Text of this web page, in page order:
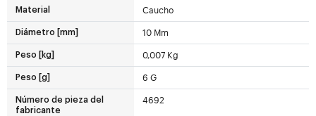
Material Caucho
Diámetro [mm] 10 Mm
Peso [kg] 0,007 Kg
Peso [g] 6 G
Número de pieza del
fabricante
4692